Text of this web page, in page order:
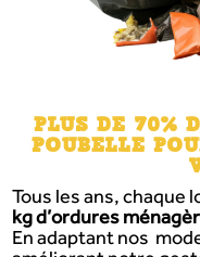
PLUS DE 70%
POUBELLE
Tous les ans, chaque
kg d’ordures
En adaptant nos